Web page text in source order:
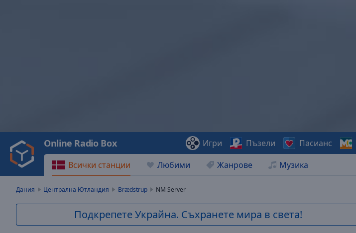
Video
Play
Backward
Skip
Mute
Current
Всички станции Любими Жанрове Музика
Online Radio Box Игри Пъзели Пасианс
Дания Централна Ютландия Brædstrup NM Server
Подкрепете Украйна. Съхранете мира в света!